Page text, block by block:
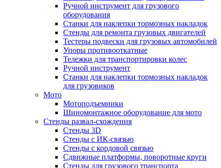
Ручной инструмент для грузового
оборудования
Станки для наклепки тормозных накладок
Стенды для ремонта грузовых двигателей
Тестеры подвески для грузовых автомобилей
Упоры противооткатные
Тележки для транспортировки колес
Ручной инструмент
Станки для наклепки тормозных накладок
для грузовиков
Мото
Мотоподъемники
Шиномонтажное оборудование для мото
Стенды развал-схождения
Стенды 3D
Стенды с ИК-связью
Стенды с кордовой связью
Сдвижные платформы, поворотные круги
Стенды для грузового транспорта